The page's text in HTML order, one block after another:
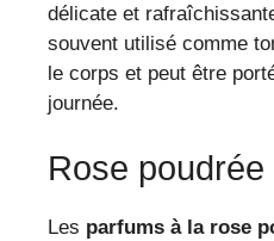
délicate et
souvent utilisé comme
le corps et peut être
journée.
Rose poudrée
Les parfums à la rose